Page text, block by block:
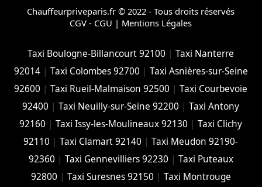
Chauffeurpriveparis.fr © 2022 - Tous droits réservés
CGV - CGU | Mentions Légales
Taxi Boulogne-Billancourt 92100 |Taxi Nanterre
92014| Taxi Colombes 92700 | Taxi Asnières-sur-Seine
92600 |Taxi Rueil-Malmaison 92500 |Taxi Courbevoie
92400 |Taxi Neuilly-sur-Seine 92200 |Taxi Antony
92160 |Taxi Issy-les-Moulineaux 92130 |Taxi Clichy
92110 |Taxi Clamart 92140 |Taxi Meudon 92190-
92360 | Taxi Gennevilliers 92230 | Taxi Puteaux
92800 | Taxi Suresnes 92150 | Taxi Montrouge